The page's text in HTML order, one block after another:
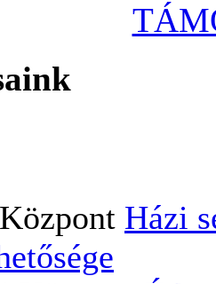
Házi